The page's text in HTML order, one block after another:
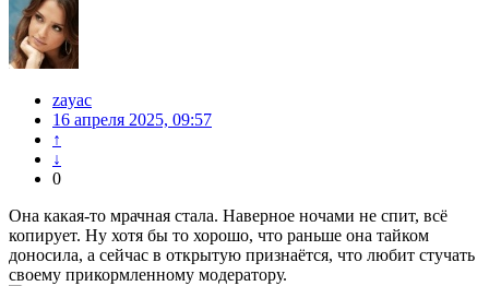
zayac
16 апреля 2025, 09:57
↑
↓
0
Она какая-то мрачная стала. Наверное ночами не спит, всё
копирует. Ну хотя бы то хорошо, что раньше она тайком
доносила, а сейчас в открытую признаётся, что любит стучать
своему прикормленному модератору.